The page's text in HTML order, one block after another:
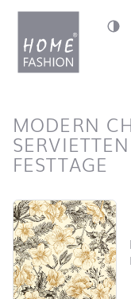
Zum Inhalt springen
MODERN
FESTTAGE
Produktliste